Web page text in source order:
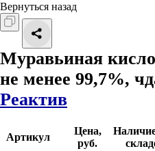
Вернуться назад
Муравьиная
не менее 99,7%,
Реактив
Артикул
Цена,
руб.